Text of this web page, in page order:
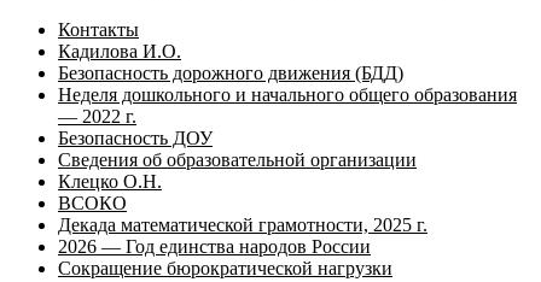
Контакты
Кадилова И.О.
Безопасность дорожного движения (БДД)
Неделя дошкольного и начального общего образования
— 2022 г.
Безопасность ДОУ
Сведения об образовательной организации
Клецко О.Н.
ВСОКО
Декада математической грамотности, 2025 г.
2026 — Год единства народов России
Сокращение бюрократической нагрузки